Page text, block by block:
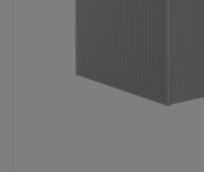
3 varianti di